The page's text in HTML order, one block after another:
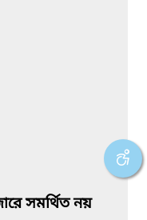
সমর্থিত নয়